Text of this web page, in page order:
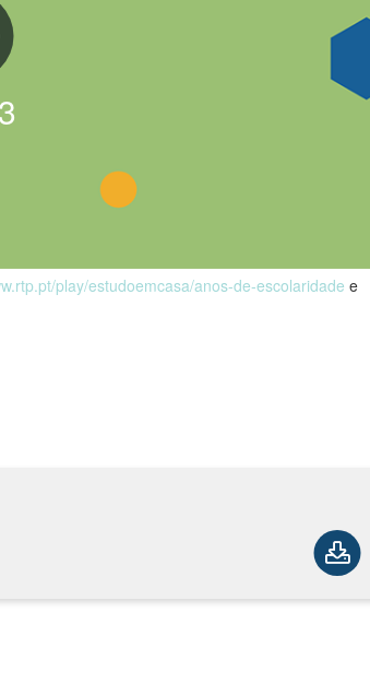
3
play/estudoemcasa/anos-de-escolaridade e